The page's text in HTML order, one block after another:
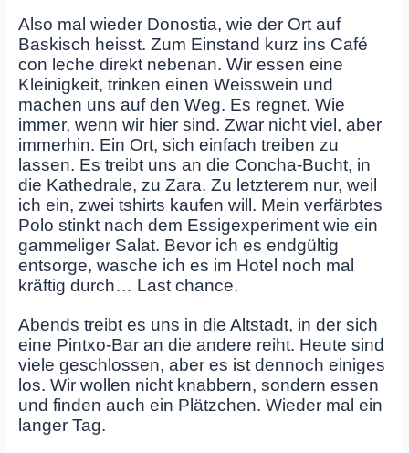
Also mal wieder Donostia, wie der Ort auf
Baskisch heisst. Zum Einstand kurz ins Café
con leche direkt nebenan. Wir essen eine
Kleinigkeit, trinken einen Weisswein und
machen uns auf den Weg. Es regnet. Wie
immer, wenn wir hier sind. Zwar nicht viel, aber
immerhin. Ein Ort, sich einfach treiben zu
lassen. Es treibt uns an die Concha-Bucht, in
die Kathedrale, zu Zara. Zu letzterem nur, weil
ich ein, zwei tshirts kaufen will. Mein verfärbtes
Polo stinkt nach dem Essigexperiment wie ein
gammeliger Salat. Bevor ich es endgültig
entsorge, wasche ich es im Hotel noch mal
kräftig durch… Last chance.
Abends treibt es uns in die Altstadt, in der sich
eine Pintxo-Bar an die andere reiht. Heute sind
viele geschlossen, aber es ist dennoch einiges
los. Wir wollen nicht knabbern, sondern essen
und finden auch ein Plätzchen. Wieder mal ein
langer Tag.